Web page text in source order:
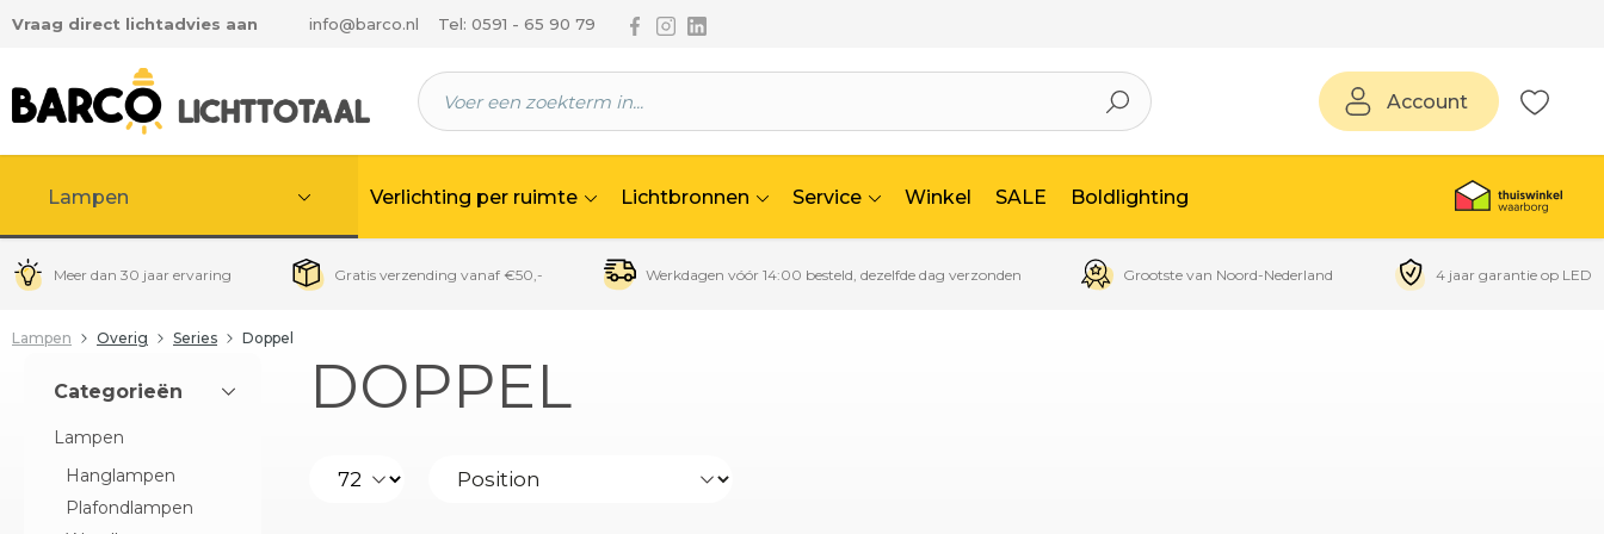
hoofdinhoud
Vraag direct lichtadvies aan info@barco.nl Tel: 0591 - 65 90 79 Volg ons via Facebook
Volg ons via Instagram
Volg ons via Linkedin
Account
Lampen Verlichting per ruimte Lichtbronnen Service Winkel SALE Boldlighting
Meer dan 30 jaar ervaring Gratis verzending vanaf €50,- Werkdagen vóór 14:00 besteld, dezelfde dag verzonden Grootste van Noord-Nederland 4 jaar garantie op LED
Lampen Overig Series Doppel
Categorieën
Lampen
Hanglampen
Plafondlampen
DOPPEL